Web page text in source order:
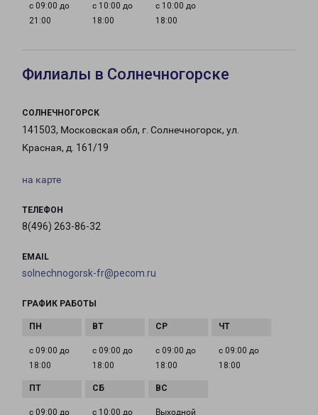
с 09:00 до
21:00
с 10:00 до
18:00
с 10:00 до
18:00
Филиалы в Солнечногорске
СОЛНЕЧНОГОРСК
141503, Московская обл, г. Солнечногорск, ул.
Красная, д. 161/19
на карте
ТЕЛЕФОН
8(496) 263-86-32
EMAIL
solnechnogorsk-fr@pecom.ru
ГРАФИК РАБОТЫ
с 09:00 до
18:00
с 09:00 до
18:00
с 09:00 до
18:00
с 09:00 до
18:00
с 09:00 до с 10:00 до Выходной